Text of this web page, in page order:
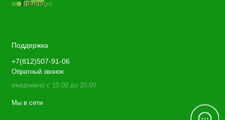
Поддержка
+7(812)507-91-06
Обратный звонок
ежедневно с 10.00 до 20.00
Мы в сети